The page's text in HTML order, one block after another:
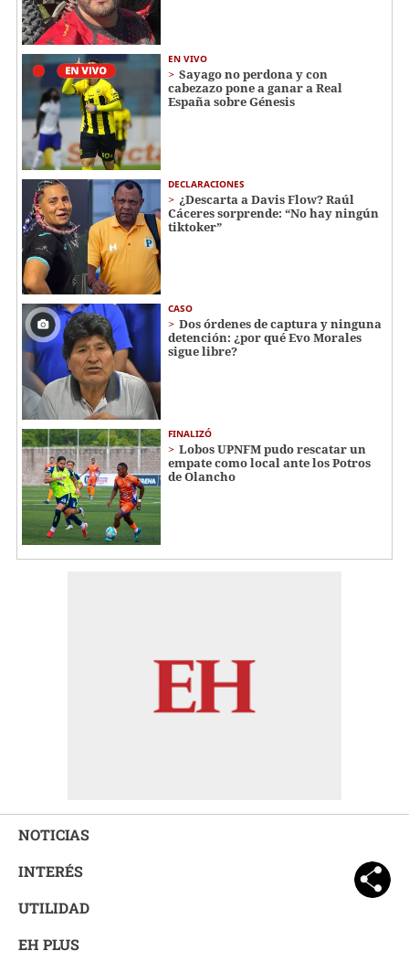
EN VIVO
Sayago no perdona y con
cabezazo pone a ganar a Real
España sobre Génesis
DECLARACIONES
¿Descarta a Davis Flow? Raúl
Cáceres sorprende: “No hay ningún
tiktoker”
CASO
Dos órdenes de captura y ninguna
detención: ¿por qué Evo Morales
sigue libre?
FINALIZÓ
Lobos UPNFM pudo rescatar un
empate como local ante los Potros
de Olancho
NOTICIAS
INTERÉS
UTILIDAD
EH PLUS